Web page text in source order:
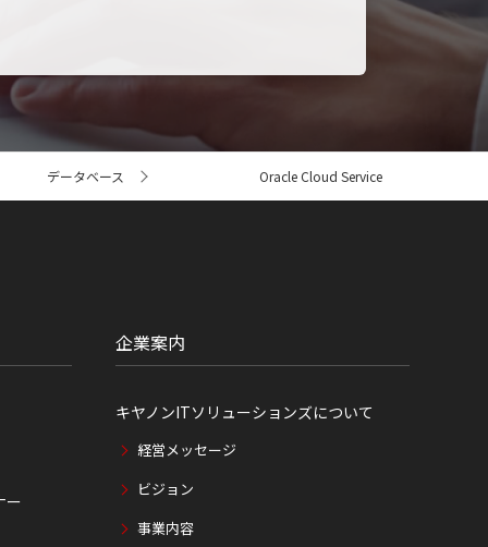
データベース Oracle Cloud Service
ー
企業案内
キヤノンITソリューションズについて
経営メッセージ
ビジョン
事業内容